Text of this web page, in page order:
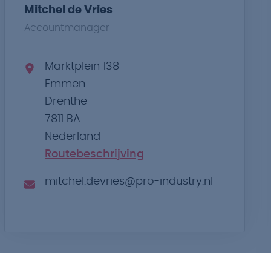
Mitchel de Vries
Accountmanager
Marktplein 138
Emmen
Drenthe
7811 BA
Nederland
Routebeschrijving
mitchel.devries@pro-industry.nl